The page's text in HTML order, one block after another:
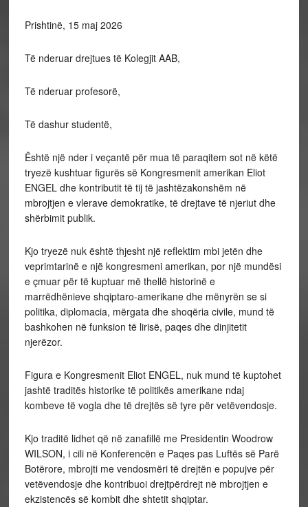
Prishtinë, 15 maj 2026
Të nderuar drejtues të Kolegjit AAB,
Të nderuar profesorë,
Të dashur studentë,
Është një nder i veçantë për mua të paraqitem sot në këtë
tryezë kushtuar figurës së Kongresmenit amerikan Eliot
ENGEL dhe kontributit të tij të jashtëzakonshëm në
mbrojtjen e vlerave demokratike, të drejtave të njeriut dhe
shërbimit publik.
Kjo tryezë nuk është thjesht një reflektim mbi jetën dhe
veprimtarinë e një kongresmeni amerikan, por një mundësi
e çmuar për të kuptuar më thellë historinë e
marrëdhënieve shqiptaro-amerikane dhe mënyrën se si
politika, diplomacia, mërgata dhe shoqëria civile, mund të
bashkohen në funksion të lirisë, paqes dhe dinjitetit
njerëzor.
Figura e Kongresmenit Eliot ENGEL, nuk mund të kuptohet
jashtë traditës historike të politikës amerikane ndaj
kombeve të vogla dhe të drejtës së tyre për vetëvendosje.
Kjo traditë lidhet që në zanafillë me Presidentin Woodrow
WILSON, i cili në Konferencën e Paqes pas Luftës së Parë
Botërore, mbrojti me vendosmëri të drejtën e popujve për
vetëvendosje dhe kontribuoi drejtpërdrejt në mbrojtjen e
ekzistencës së kombit dhe shtetit shqiptar.